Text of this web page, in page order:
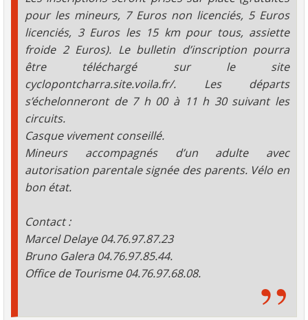
pour les mineurs, 7 Euros non licenciés, 5 Euros
licenciés, 3 Euros les 15 km pour tous, assiette
froide 2 Euros). Le bulletin d’inscription pourra
être téléchargé sur le site
cyclopontcharra.site.voila.fr/. Les départs
s’échelonneront de 7 h 00 à 11 h 30 suivant les
circuits.
Casque vivement conseillé.
Mineurs accompagnés d’un adulte avec
autorisation parentale signée des parents. Vélo en
bon état.
Contact :
Marcel Delaye 04.76.97.87.23
Bruno Galera 04.76.97.85.44.
Office de Tourisme 04.76.97.68.08.